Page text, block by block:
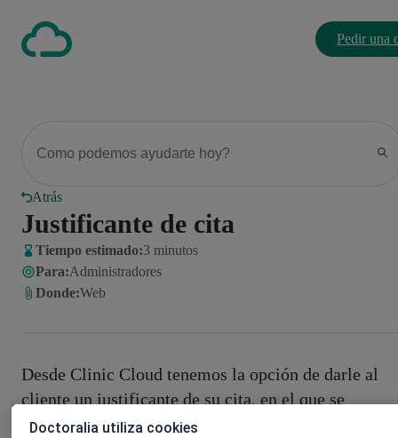
Pedir una
Atrás
Justificante de cita
Tiempo estimado:3 minutos
Para:Administradores
Donde:Web
Desde Clinic Cloud tenemos la opción de darle al
cliente un justificante de su cita, en el que se
especifique la fecha y hora en la que ha asistido a
Doctoralia utiliza cookies